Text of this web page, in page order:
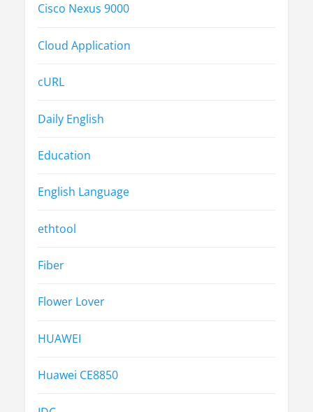
Cisco Nexus 9000
Cloud Application
cURL
Daily English
Education
English Language
ethtool
Fiber
Flower Lover
HUAWEI
Huawei CE8850